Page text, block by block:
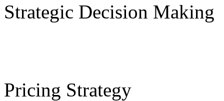
Strategic Decision Making
Pricing Strategy